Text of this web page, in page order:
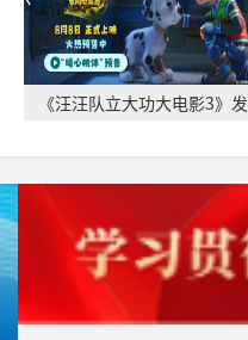
《汪汪队立大功大电影3》发